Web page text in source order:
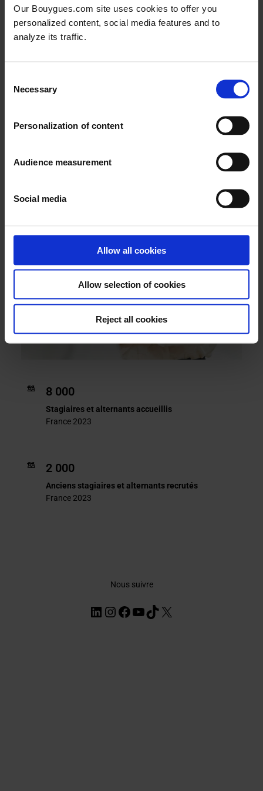
Our Bouygues.com site uses cookies to offer you
personalized content, social media features and to
analyze its traffic.
Selection
Necessary
Personalization of content
Audience measurement
Social media
Allow all cookies
Allow selection of cookies
Reject all cookies
Nous rejoindre
8 000
Stagiaires et alternants accueillis
France 2023
2 000
Anciens stagiaires et alternants recrutés
France 2023
Nous suivre
LinkedIn
Instagram
Facebook
YouTube
TikTok
X